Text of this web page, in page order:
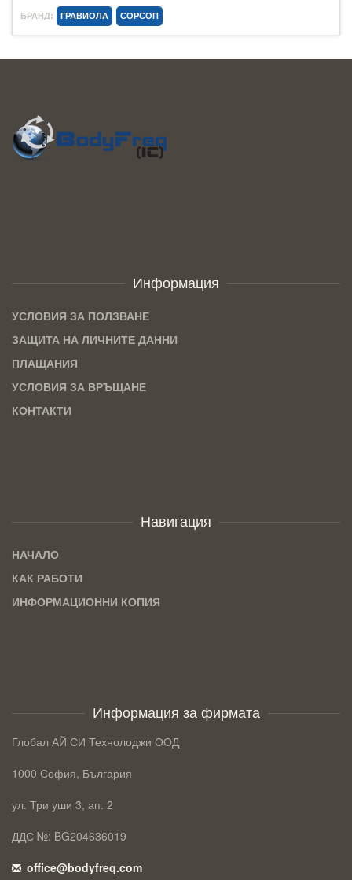
БРАНД: ГРАВИОЛА СОРСОП
Информация
УСЛОВИЯ ЗА ПОЛЗВАНЕ
ЗАЩИТА НА ЛИЧНИТЕ ДАННИ
ПЛАЩАНИЯ
УСЛОВИЯ ЗА ВРЪЩАНЕ
КОНТАКТИ
Навигация
НАЧАЛО
КАК РАБОТИ
ИНФОРМАЦИОННИ КОПИЯ
Информация за фирмата
Глобал АЙ СИ Технолоджи ООД
1000 София, България
ул. Три уши 3, ап. 2
ДДС №: BG204636019
office@bodyfreq.com